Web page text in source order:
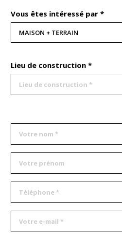
Vous êtes intéressé par *
Lieu de construction *